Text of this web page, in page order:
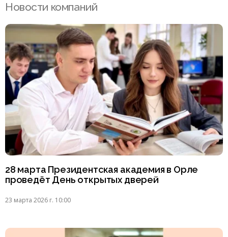
Новости компаний
28 марта Президентская академия в Орле
проведёт День открытых дверей
23 марта 2026 г. 10:00